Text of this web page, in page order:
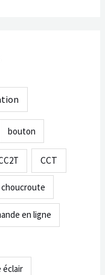
bouton
CCT
choucroute
en ligne